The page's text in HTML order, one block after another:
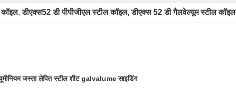
, डीएक्स52 डी पीपीजीएल स्टील कॉइल, डीएक्स 52 डी गैलवेल्यूम स्टील कॉइल
जस्ता लेपित स्टील शीट galvalume साइडिंग